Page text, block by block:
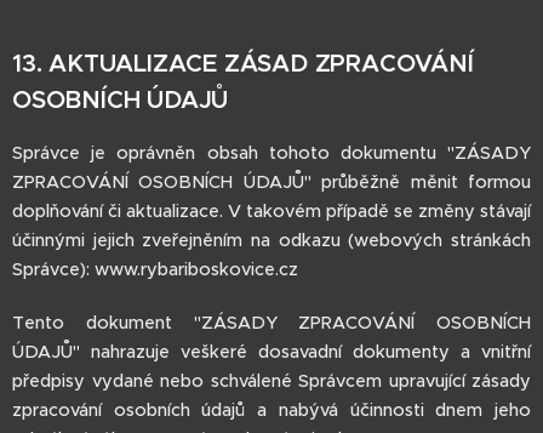
13. AKTUALIZACE ZÁSAD ZPRACOVÁNÍ
OSOBNÍCH ÚDAJŮ
Správce je oprávněn obsah tohoto dokumentu "ZÁSADY
ZPRACOVÁNÍ OSOBNÍCH ÚDAJŮ" průběžně měnit formou
doplňování či aktualizace. V takovém případě se změny stávají
účinnými jejich zveřejněním na odkazu (webových stránkách
Správce): www.rybariboskovice.cz
Tento dokument "ZÁSADY ZPRACOVÁNÍ OSOBNÍCH
ÚDAJŮ" nahrazuje veškeré dosavadní dokumenty a vnitřní
předpisy vydané nebo schválené Správcem upravující zásady
zpracování osobních údajů a nabývá účinnosti dnem jeho